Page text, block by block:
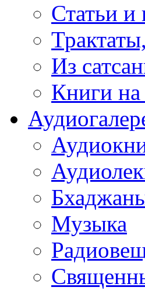
Статьи и
Из
Книги на
Музыка